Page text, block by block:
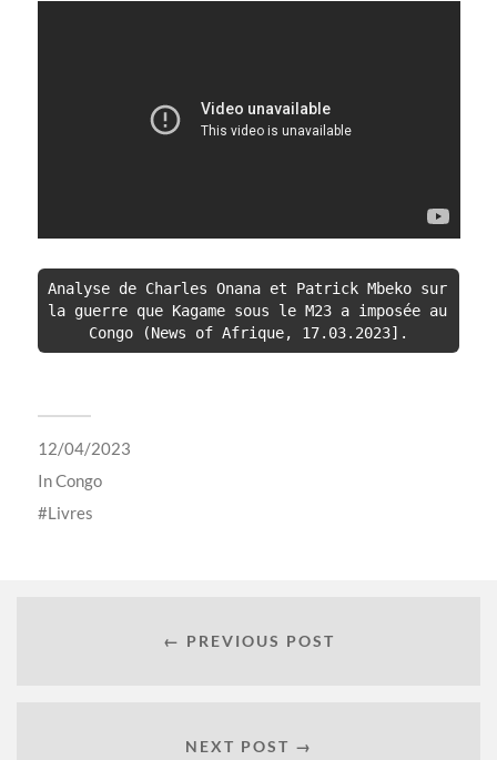
Analyse de Charles Onana et Patrick Mbeko sur
la guerre que Kagame sous le M23 a imposée au
Congo (News of Afrique, 17.03.2023].
12/04/2023
InCongo
Livres
← PREVIOUS POST
NEXT POST →